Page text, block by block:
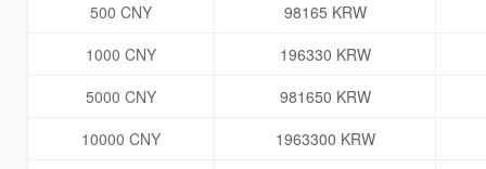
500 CNY
98165 KRW
1000 CNY
196330 KRW
5000 CNY
981650 KRW
10000 CNY
1963300 KRW